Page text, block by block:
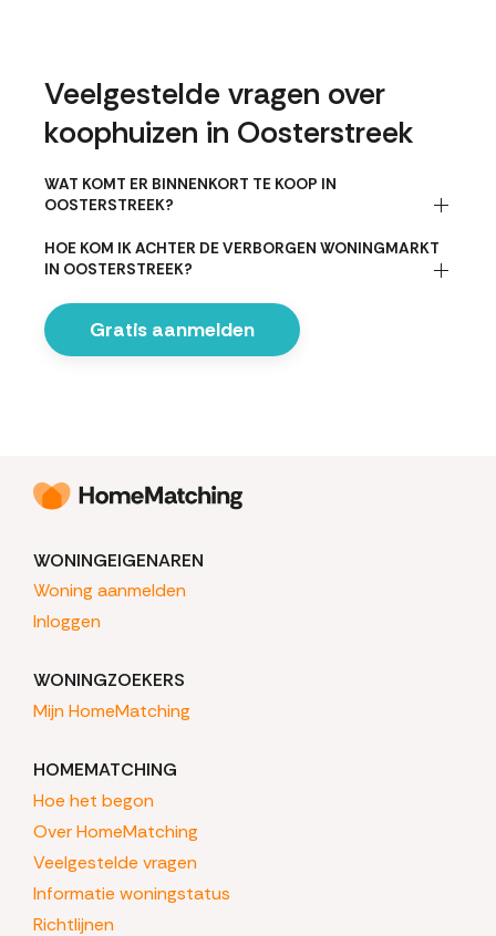
Veelgestelde vragen over
koophuizen in Oosterstreek
WAT KOMT ER BINNENKORT TE KOOP IN
OOSTERSTREEK?
HOE KOM IK ACHTER DE VERBORGEN WONINGMARKT
IN OOSTERSTREEK?
Gratis aanmelden
WONINGEIGENAREN
Woning aanmelden
Inloggen
WONINGZOEKERS
Mijn HomeMatching
HOMEMATCHING
Hoe het begon
Over HomeMatching
Veelgestelde vragen
Informatie woningstatus
Richtlijnen